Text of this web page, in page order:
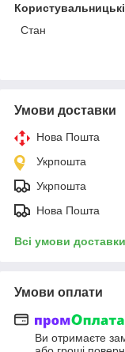
Стан
Умови доставки
Нова Пошта
Укрпошта
Укрпошта
Нова Пошта
Всі умови доставки
Умови оплати
Ви отримаєте